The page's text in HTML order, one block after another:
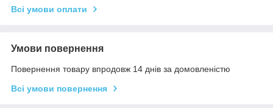
Всі умови оплати
Умови повернення
Повернення товару впродовж 14 днів за домовленістю
Всі умови повернення